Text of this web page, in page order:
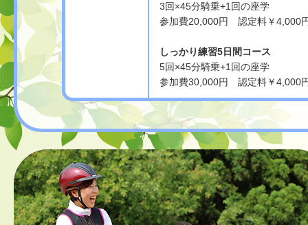
3回×45分騎乗+1回の座学
参加費20,000円 認定料￥4,000
しっかり練習5日間コース
5回×45分騎乗+1回の座学
参加費30,000円 認定料￥4,000